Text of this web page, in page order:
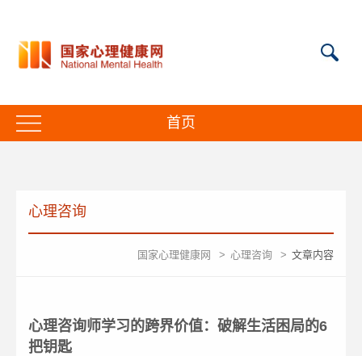
首页
心理咨询
国家心理健康网 > 心理咨询 > 文章内容
心理咨询师学习的跨界价值：破解生活困局的6
把钥匙